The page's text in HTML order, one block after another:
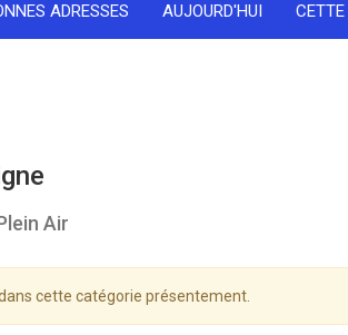
ADRESSES AUJOURD'HUI
Air
dans cette catégorie présentement.